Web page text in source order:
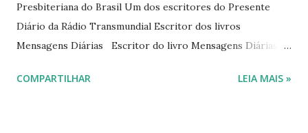
Presbiteriana do Brasil Um dos escritores do Presente
Diário da Rádio Transmundial Escritor dos livros
Mensagens Diárias Escritor do livro Mensagens Diárias da
livromensagensdiarias@gmail.com Whatsapp: (15) 99765-
COMPARTILHAR LEIA MAIS »